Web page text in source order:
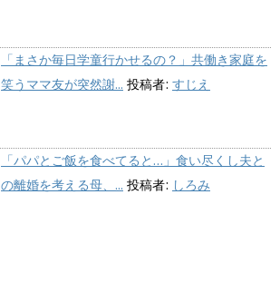
「まさか毎日学童行かせるの？」共働き家庭を
笑うママ友が突然謝... 投稿者: すじえ
「パパとご飯を食べてると…」食い尽くし夫と
の離婚を考える母、... 投稿者: しろみ